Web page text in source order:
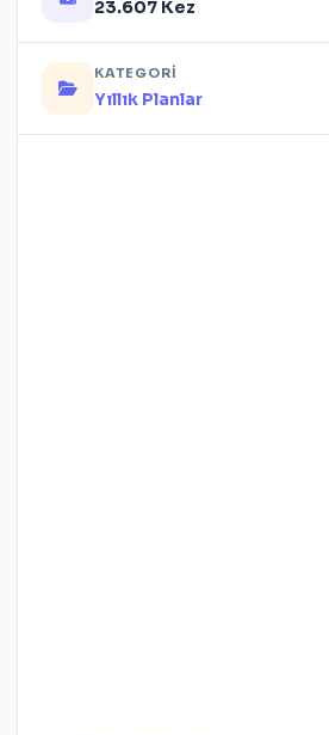
23.607 Kez
KATEGORI
Yıllık Planlar